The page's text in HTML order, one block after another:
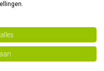
Products. Alle rechten